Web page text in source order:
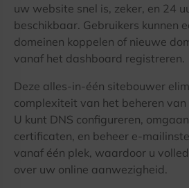
uw website snel is, zeker, en 24
beschikbaar. Gebruikers kunnen
domeinen koppelen of nieuwe
vanaf het dashboard registreren.
Deze alles-in-één sitebouwer
complexiteit van het beheren
U kunt DNS configureren,
certificaten, en beheer e-
vanaf één plek, waardoor u
over uw online aanwezigheid.